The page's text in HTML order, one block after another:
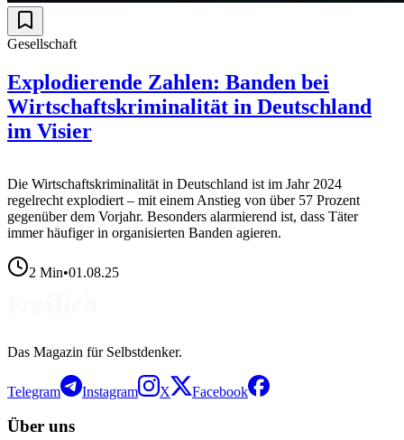
Gesellschaft
Explodierende Zahlen: Banden bei
Wirtschaftskriminalität in Deutschland
im Visier
Die Wirtschaftskriminalität in Deutschland ist im Jahr 2024
regelrecht explodiert – mit einem Anstieg von über 57 Prozent
gegenüber dem Vorjahr. Besonders alarmierend ist, dass Täter
immer häufiger in organisierten Banden agieren.
2 Min•01.08.25
Das Magazin für Selbstdenker.
Telegram Instagram X Facebook
Über uns